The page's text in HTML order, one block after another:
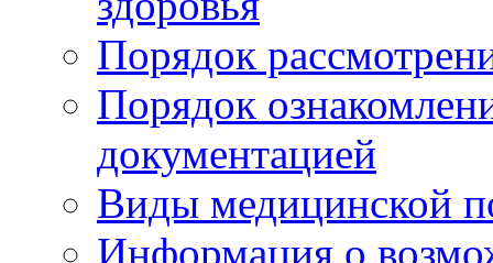
Порядок
Порядок
документацией
Виды медицинской
Информация о